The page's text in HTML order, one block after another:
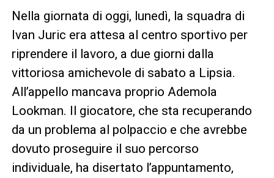
Nella giornata di oggi, lunedì, la squadra di
Ivan Juric era attesa al centro sportivo per
riprendere il lavoro, a due giorni dalla
vittoriosa amichevole di sabato a Lipsia.
All’appello mancava proprio Ademola
Lookman. Il giocatore, che sta recuperando
da un problema al polpaccio e che avrebbe
dovuto proseguire il suo percorso
individuale, ha disertato l’appuntamento,